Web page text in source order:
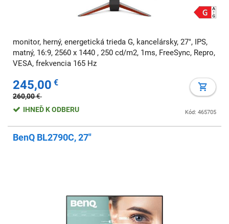
monitor, herný, energetická trieda G, kancelársky, 27", IPS,
matný, 16:9, 2560 x 1440 , 250 cd/m2, 1ms, FreeSync, Repro,
VESA, frekvencia 165 Hz
245,00 €
260,00€
Kód: 465705
IHNEĎ K ODBERU
BenQ BL2790C, 27"